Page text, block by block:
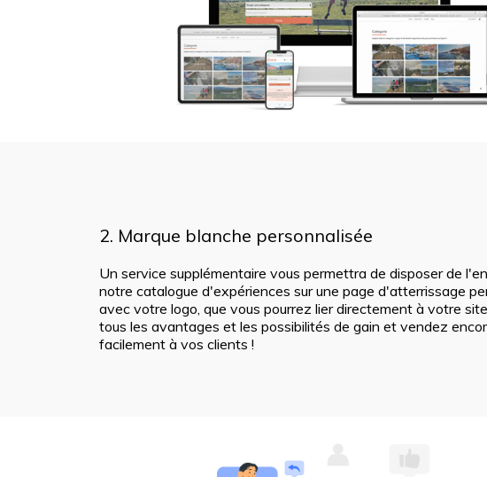
2. Marque blanche personnalisée
Un service supplémentaire vous permettra de disposer de
notre catalogue d'expériences sur une page d'atterrissage
avec votre logo, que vous pourrez lier directement à votre
tous les avantages et les possibilités de gain et vendez
facilement à vos clients !